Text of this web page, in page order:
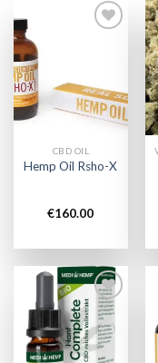
wishlist
CBD OIL
Hemp Oil Rsho-X
€160.00
Add to
wishlist